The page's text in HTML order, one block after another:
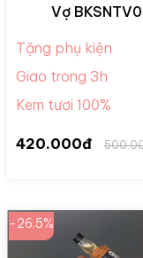
Vợ
Tặng phụ kiện
Giao trong 3h
Kem tươi 100%
420.000đ
-26.5%